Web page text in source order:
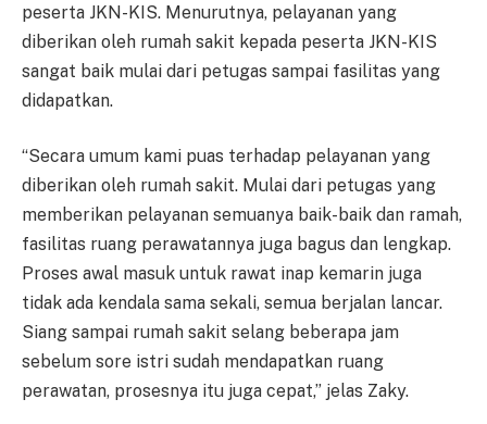
peserta JKN-KIS. Menurutnya, pelayanan yang
diberikan oleh rumah sakit kepada peserta JKN-KIS
sangat baik mulai dari petugas sampai fasilitas yang
didapatkan.
“Secara umum kami puas terhadap pelayanan yang
diberikan oleh rumah sakit. Mulai dari petugas yang
memberikan pelayanan semuanya baik-baik dan ramah,
fasilitas ruang perawatannya juga bagus dan lengkap.
Proses awal masuk untuk rawat inap kemarin juga
tidak ada kendala sama sekali, semua berjalan lancar.
Siang sampai rumah sakit selang beberapa jam
sebelum sore istri sudah mendapatkan ruang
perawatan, prosesnya itu juga cepat,” jelas Zaky.